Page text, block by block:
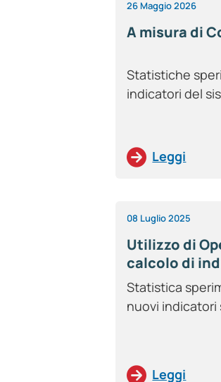
26 Maggio 2026
A misura di
Statistiche
indicatori del
Leggi
08 Luglio 2025
Utilizzo di
calcolo di
viaria
Statistica
nuovi indicatori
Leggi